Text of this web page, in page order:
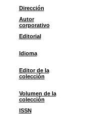
Dirección
Autor
corporativo
Editorial
Idioma
Editor de la
colección
Volumen de la
colección
ISSN